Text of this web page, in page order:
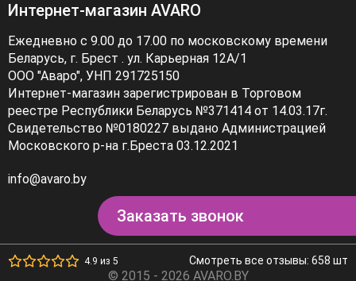
Интернет-магазин AVARO
Ежедневно с 9.00 до 17.00 по московскому времени
Беларусь, г. Брест . ул. Карьерная 12А/1
ООО "Аваро", УНП 291725150
Интернет-магазин зарегистрирован в Торговом
реестре Республики Беларусь №371414 от 14.03.17г.
Свидетельство №0180227 выдано Администрацией
Московского р-на г.Бреста 03.12.2021
info@avaro.by
Заказать звонок
4.9 из 5 Смотреть все отзывы: 658 шт
© 2015 - 2026 AVARO.BY